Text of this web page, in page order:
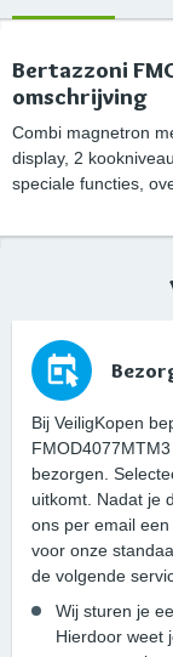
Bertazzoni
omschrijving
Combi magnetron
display, 2
speciale functies,
Bij VeiligKopen
bezorgen.
uitkomt. Nadat je
ons per email
voor onze
de volgende
Wij sturen je
Hierdoor weet